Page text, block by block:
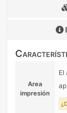
Area
impresión
El